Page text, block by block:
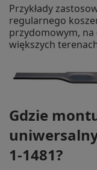
Przykłady
regularnego
przydomowym, na
większych
Gdzie
1-1481?